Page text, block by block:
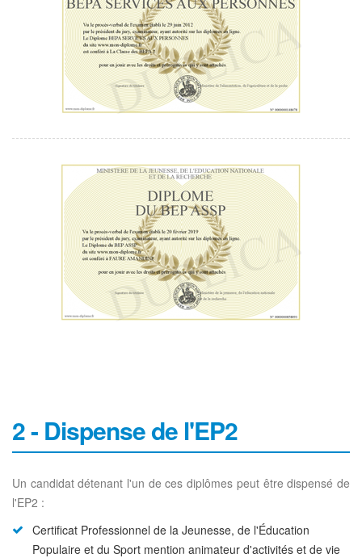
2 - Dispense de l'EP2
Un candidat détenant l'un de ces diplômes peut être dispensé de
l'EP2 :
Certificat Professionnel de la Jeunesse, de l'Éducation
Populaire et du Sport mention animateur d'activités et de vie